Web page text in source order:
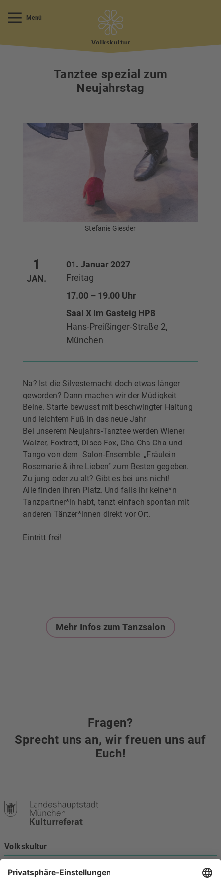
Menü
Tanztee spezial zum
Neujahrstag
Stefanie Giesder
1
JAN.
01. Januar 2027
Freitag
17.00 – 19.00 Uhr
Saal X im Gasteig HP8
Hans-Preißinger-Straße 2,
München
Na? Ist die Silvesternacht doch etwas länger
geworden? Dann machen wir der Müdigkeit
Beine. Starte bewusst mit beschwingter Haltung
und leichtem Fuß in das neue Jahr!
Bei unserem Neujahrs-Tanztee werden Wiener
Walzer, Foxtrott, Disco Fox, Cha Cha Cha und
Tango von dem Salon-Ensemble „Fräulein
Rosemarie & ihre Lieben“ zum Besten gegeben.
Zu jung oder zu alt? Gibt es bei uns nicht!
Alle finden ihren Platz. Und falls ihr keine*n
Tanzpartner*in habt, tanzt einfach spontan mit
anderen Tänzer*innen direkt vor Ort.
Eintritt frei!
Mehr Infos zum Tanzsalon
Fragen?
Sprecht uns an, wir freuen uns auf
Euch!
Volkskultur
80331 München